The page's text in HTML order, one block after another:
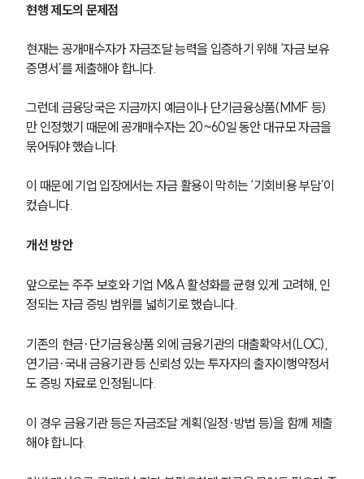
현행 제도의 문제점
현재는 공개매수자가 자금조달 능력을 입증하기 위해 ‘자금 보유
증명서’를 제출해야 합니다.
그런데 금융당국은 지금까지 예금이나 단기금융상품(MMF 등)
만 인정했기 때문에 공개매수자는 20~60일 동안 대규모 자금을
묶어둬야 했습니다.
이 때문에 기업 입장에서는 자금 활용이 막히는 ‘기회비용 부담’이
컸습니다.
개선 방안
앞으로는 주주 보호와 기업 M&A 활성화를 균형 있게 고려해, 인
정되는 자금 증빙 범위를 넓히기로 했습니다.
기존의 현금·단기금융상품 외에 금융기관의 대출확약서(LOC),
연기금·국내 금융기관 등 신뢰성 있는 투자자의 출자이행약정서
도 증빙 자료로 인정됩니다.
이 경우 금융기관 등은 자금조달 계획(일정·방법 등)을 함께 제출
해야 합니다.